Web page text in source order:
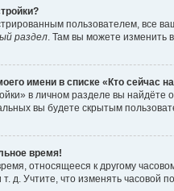
пользователем, все
раздел. Там вы можете изменить
имени в списке «Кто сейчас
в личном разделе вы найдёте
вы будете скрытым
время!
относящееся к другому
д. Учтите, что изменять часовой